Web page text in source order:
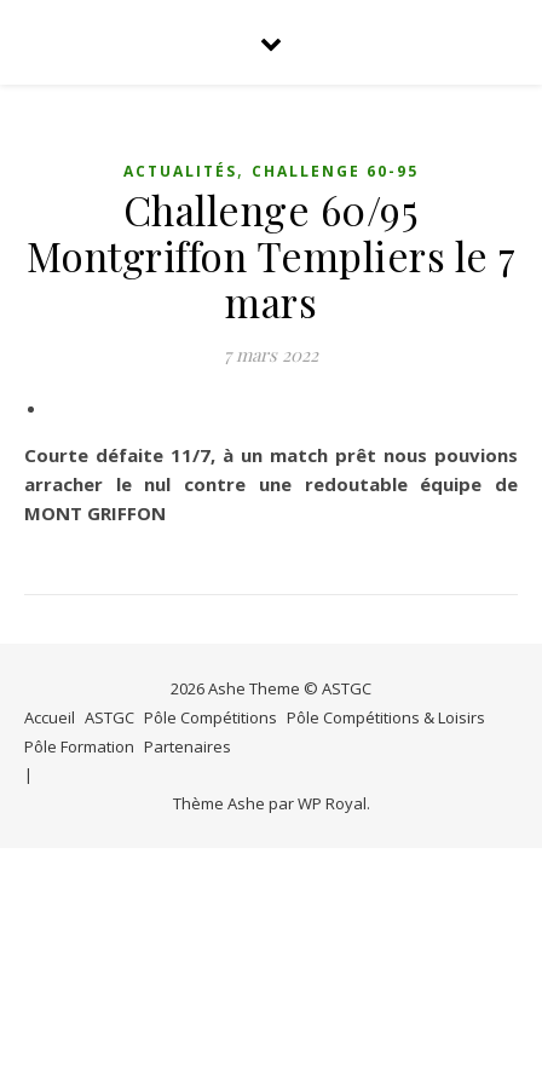
ACTUALITÉS, CHALLENGE 60-95
Challenge 60/95
Montgriffon Templiers le 7
mars
7 mars 2022
Courte défaite 11/7, à un match prêt nous pouvions
arracher le nul contre une redoutable équipe de
MONT GRIFFON
2026 Ashe Theme © ASTGC
Accueil ASTGC Pôle Compétitions Pôle Compétitions & Loisirs
Pôle Formation Partenaires
Thème Ashe parWP Royal.